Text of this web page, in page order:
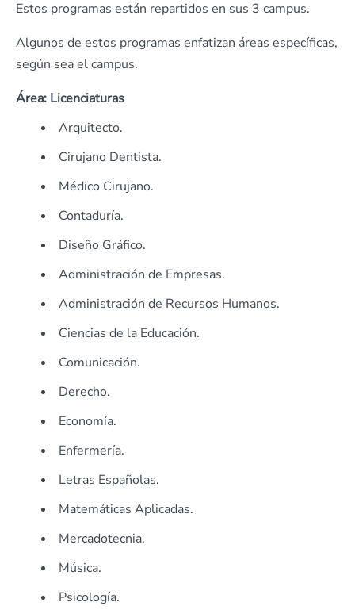
Estos programas están repartidos en sus 3 campus.
Algunos de estos programas enfatizan áreas específicas,
según sea el campus.
Área: Licenciaturas
Arquitecto.
Cirujano Dentista.
Médico Cirujano.
Contaduría.
Diseño Gráfico.
Administración de Empresas.
Administración de Recursos Humanos.
Ciencias de la Educación.
Comunicación.
Derecho.
Economía.
Enfermería.
Letras Españolas.
Matemáticas Aplicadas.
Mercadotecnia.
Música.
Psicología.